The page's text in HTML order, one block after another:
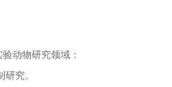
验动物研究领域：
究。